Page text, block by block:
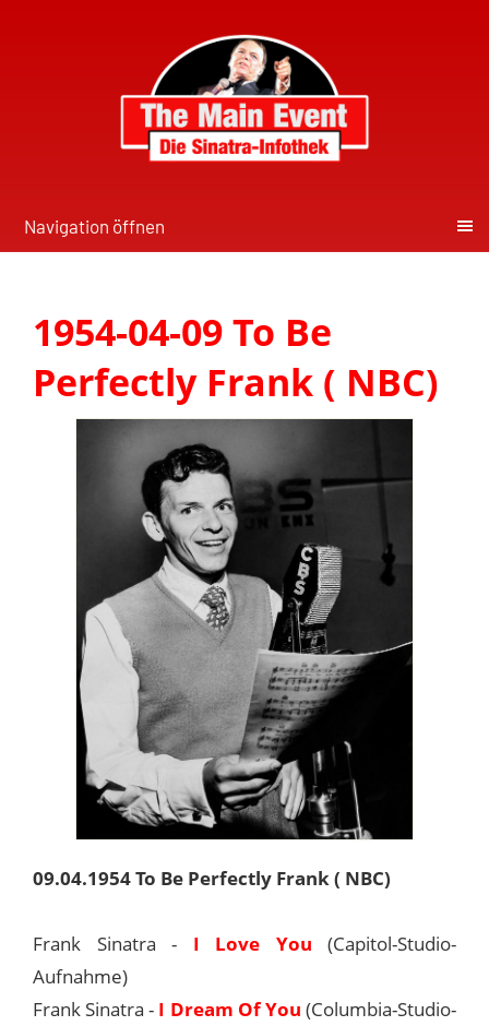
Navigation öffnen
1954-04-09 To Be
Perfectly Frank ( NBC)
09.04.1954 To Be Perfectly Frank ( NBC)
Frank Sinatra - I Love You (Capitol-Studio-
Aufnahme)
Frank Sinatra - I Dream Of You (Columbia-Studio-